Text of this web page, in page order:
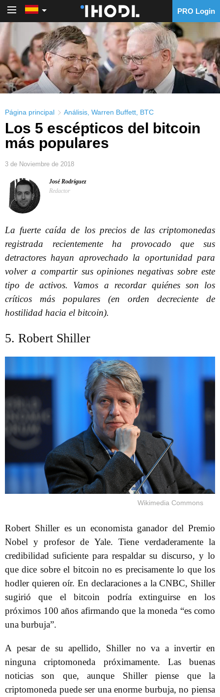
PRO Login
Página principal Análisis Warren Buffett BTC
Los 5 escépticos del bitcoin
más populares
3 de Noviembre de 2018
José Rodríguez
Redactor
La fuerte caída de los precios de las criptomonedas
registrada recientemente ha provocado que sus
detractores hayan aprovechado la oportunidad para
volver a compartir sus opiniones negativas sobre este
tipo de activos. Vamos a recordar quiénes son los
críticos más populares (en orden decreciente de
hostilidad hacia el bitcoin).
5. Robert Shiller
Wikimedia Commons
Robert Shiller es un economista ganador del Premio
Nobel y profesor de Yale. Tiene verdaderamente la
credibilidad suficiente para respaldar su discurso, y lo
que dice sobre el bitcoin no es precisamente lo que los
hodler quieren oír. En declaraciones a la CNBC, Shiller
sugirió que el bitcoin podría extinguirse en los
próximos 100 años afirmando que la moneda “es como
una burbuja”.
A pesar de su apellido, Shiller no va a invertir en
ninguna criptomoneda próximamente. Las buenas
noticias son que, aunque Shiller piense que la
criptomoneda puede ser una enorme burbuja, no piensa